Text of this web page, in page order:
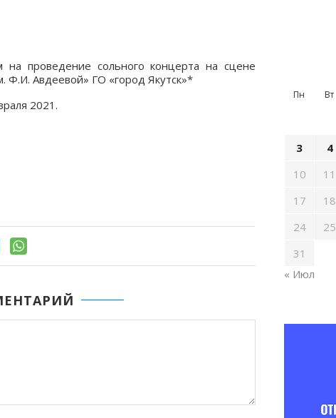
на проведение сольного концерта на сцене
Ф.И. Авдеевой» ГО «город Якутск»*
2021.
Пн Вт
3
4
10
11
17
18
24
25
31
« Июл